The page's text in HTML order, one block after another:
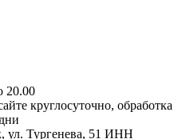
20.00
круглосуточно, обработка
ул. Тургенева, 51 ИНН